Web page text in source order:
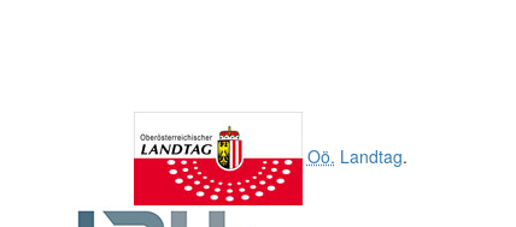
Oö. Landtag.